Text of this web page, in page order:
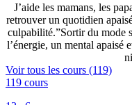
J’aide les mamans, les
retrouver un quotidien
culpabilité.”Sortir du mode
l’énergie, un mental apaisé
Voir tous les cours (119)
119 cours